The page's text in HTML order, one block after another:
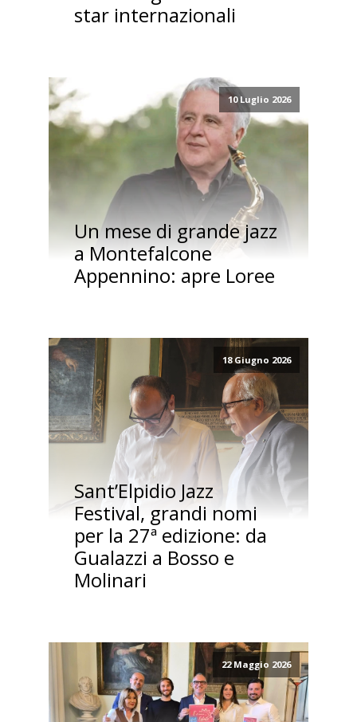
star internazionali
10 Luglio 2026
Un mese di grande jazz
a Montefalcone
Appennino: apre Loree
18 Giugno 2026
Sant’Elpidio Jazz
Festival, grandi nomi
per la 27ª edizione: da
Gualazzi a Bosso e
Molinari
22 Maggio 2026